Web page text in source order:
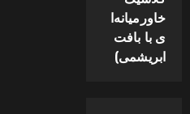
خاورمیانه‌ا
ی با بافت
ابریشمی)